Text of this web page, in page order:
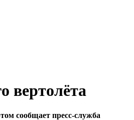
вертолёта
сообщает пресс-служба